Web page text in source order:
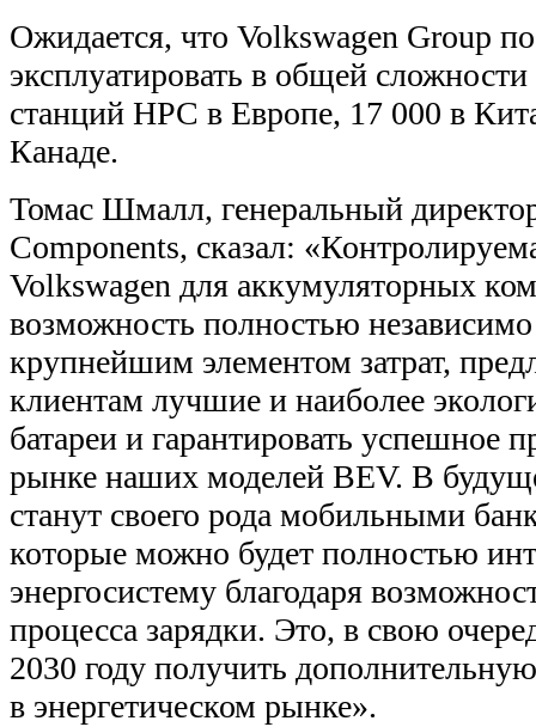
Ожидается, что Volkswagen Group
эксплуатировать в общей
станций HPC в Европе, 17 000 в
Канаде.
Томас Шмалл, генеральный
Components, сказал:
Volkswagen для аккумуляторных
возможность полностью
крупнейшим элементом затрат,
клиентам лучшие и наиболее
батареи и гарантировать успешное
рынке наших моделей BEV. В
станут своего рода мобильными
которые можно будет полностью
энергосистему благодаря
процесса зарядки. Это, в свою
2030 году получить
в энергетическом рынке».